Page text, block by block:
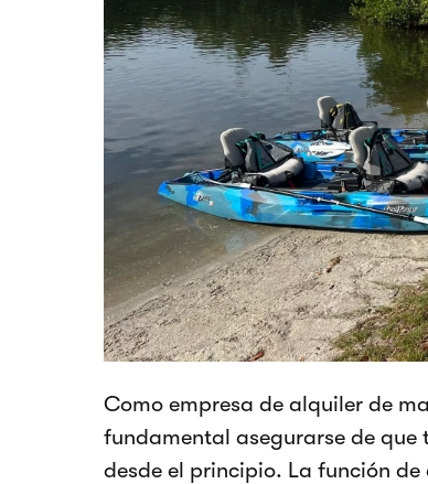
Como empresa de alquiler de
fundamental asegurarse de
desde el principio. La función